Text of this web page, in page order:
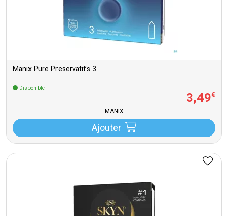
Manix Pure Preservatifs 3
Disponible
3,49€
MANIX
Ajouter